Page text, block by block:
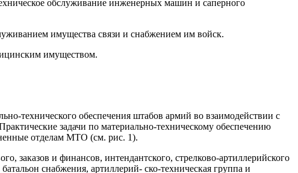
обслуживание инженерных машин и саперного
имущества связи и снабжением им войск.
имуществом.
технического обеспечения штабов армий во взаимодействии с
задачи по материально-техническому обеспечению
отделам МТО (см. рис. 1).
заказов и финансов, интендантского, стрелково-артиллерийского
снабжения, артиллерий- ско-техническая группа и